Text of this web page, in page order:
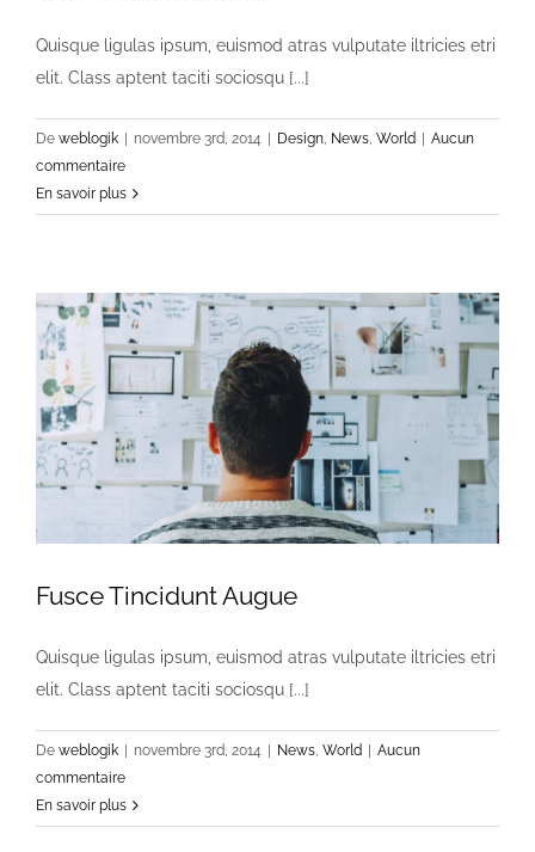
Quisque ligulas ipsum, euismod atras vulputate iltricies etri
elit. Class aptent taciti sociosqu [...]
De weblogik novembre 3rd, 2014 Design, News, World
Aucun
commentaire
En savoir plus
Fusce Tincidunt Augue
Quisque ligulas ipsum, euismod atras vulputate iltricies etri
elit. Class aptent taciti sociosqu [...]
De weblogik novembre 3rd, 2014 News, World
Aucun
commentaire
En savoir plus